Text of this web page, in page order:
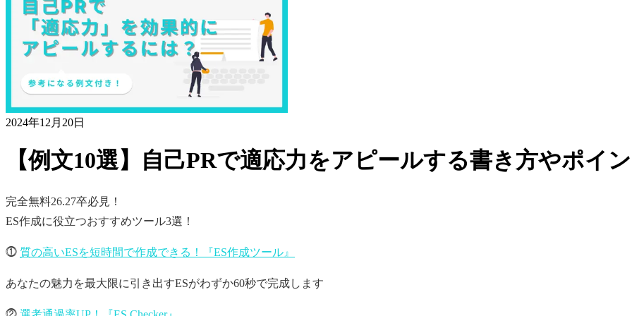
2024年12月20日
【例文10選】自己PRで適応力をアピールする書き方やポイ
完全無料26.27卒必見！
ES作成に役立つおすすめツール3選！
⓵ 質の高いESを短時間で作成できる！『ES作成ツール』
あなたの魅力を最大限に引き出すESがわずか60秒で完成します